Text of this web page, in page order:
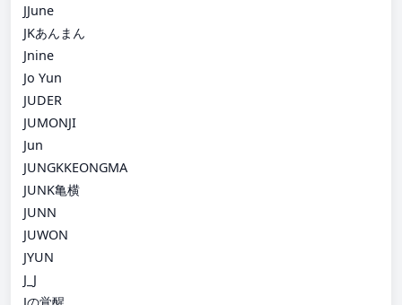
JJune
JKあんまん
Jnine
Jo Yun
JUDER
JUMONJI
Jun
JUNGKKEONGMA
JUNK亀横
JUNN
JUWON
JYUN
J_J